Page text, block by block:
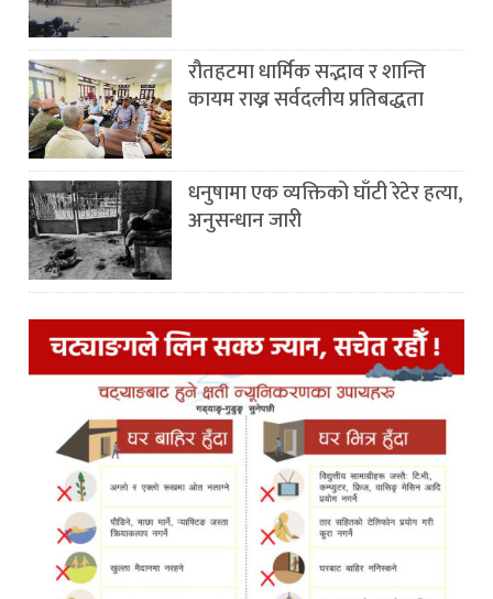
रौतहटमा धार्मिक सद्भाव र शान्ति
कायम राख्न सर्वदलीय प्रतिबद्धता
धनुषामा एक व्यक्तिको घाँटी रेटेर हत्या,
अनुसन्धान जारी